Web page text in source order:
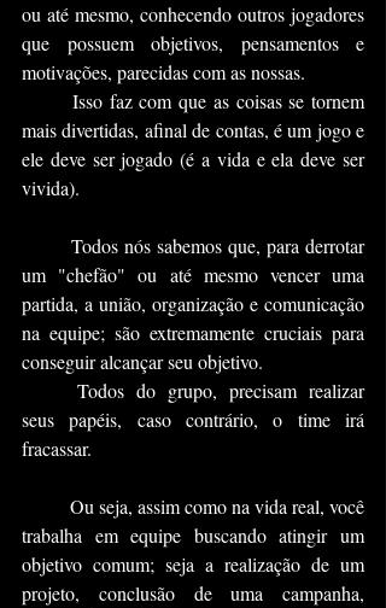
ou até mesmo, conhecendo outros jogadores
que possuem objetivos, pensamentos e
motivações, parecidas com as nossas.
mais divertidas, afinal de contas, é um jogo e
ele deve ser jogado (é a vida e ela deve ser
vivida).
um "chefão" ou até mesmo vencer uma
partida, a união, organização e comunicação
na equipe; são extremamente cruciais para
conseguir alcançar seu objetivo.
seus papéis, caso contrário, o time irá
fracassar.
trabalha em equipe buscando atingir um
objetivo comum; seja a realização de um
projeto, conclusão de uma campanha,